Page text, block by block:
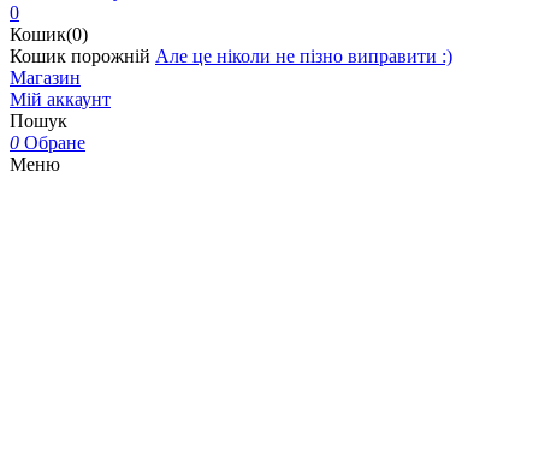
0
Кошик(0)
Кошик порожній Але це ніколи не пізно виправити :)
Магазин
Мій аккаунт
Пошук
0 Обране
Меню